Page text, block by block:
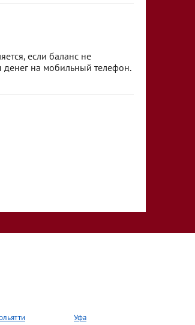
если баланс не
на мобильный телефон.
Уфа